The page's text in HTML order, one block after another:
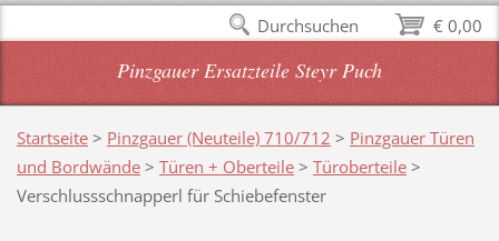
Pinzgauer Ersatzteile Steyr Puch
Startseite > Pinzgauer (Neuteile) 710/712 > Pinzgauer Türen
und Bordwände > Türen + Oberteile > Türoberteile >
Verschlussschnapperl für Schiebefenster
€ 0,00
Durchsuchen